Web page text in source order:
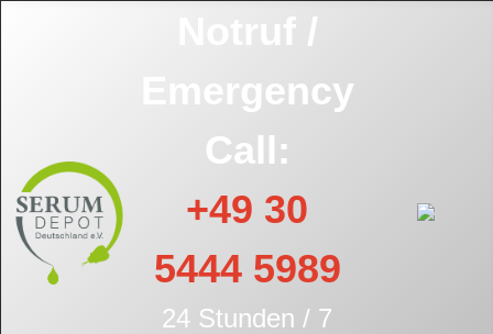
Notruf /
Emergency
Call:
+49 30
5444 5989
24 Stunden / 7